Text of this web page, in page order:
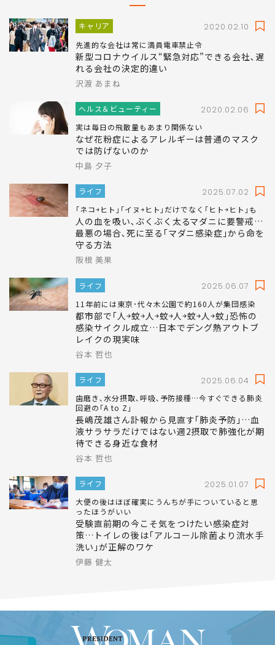
キャリア 2020.02.10
先進的な会社は常に満員電車禁止令
新型コロナウイルス“緊急対応”できる会社､遅
れる会社の決定的違い
沢渡 あまね
ヘルス＆ビューティー 2020.02.06
実は毎日の飛散量もあまり関係ない
なぜ花粉症によるアレルギーは普通のマスク
では防げないのか
中島 夕子
ライフ 2025.07.02
｢ネコ￫ヒト｣｢イヌ￫ヒト｣だけでなく｢ヒト￫ヒト｣も
人の血を吸い､ぶくぶく太るマダニに要警戒…
最悪の場合､死に至る｢マダニ感染症｣から命を
守る方法
阪根 美果
ライフ 2025.06.07
11年前には東京･代々木公園で約160人が集団感染
都市部で｢人￫蚊￫人￫蚊￫人￫蚊￫人￫蚊｣恐怖の
感染サイクル成立…日本でデング熱アウトブ
レイクの現実味
谷本 哲也
ライフ 2025.06.04
歯磨き､水分摂取､呼吸､予防接種…今すぐできる肺炎
回避の｢A to Z｣
長嶋茂雄さん訃報から見直す｢肺炎予防｣…血
液サラサラだけではない週2摂取で肺強化が期
待できる身近な食材
谷本 哲也
ライフ 2025.01.07
大便の後はほぼ確実にうんちが手についていると思
ったほうがいい
受験直前期の今こそ気をつけたい感染症対
策…トイレの後は｢アルコール除菌より流水手
洗い｣が正解のワケ
伊藤 健太